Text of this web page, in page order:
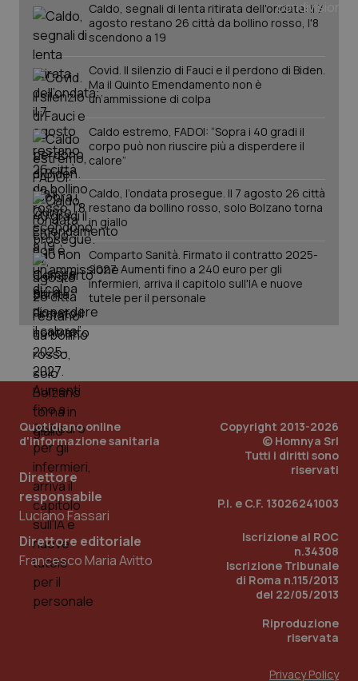
Caldo, segnali di lenta ritirata dell'ondata: il 7
agosto restano 26 città da bollino rosso, l'8
scendono a 19
Covid. Il silenzio di Fauci e il perdono di Biden.
Ma il Quinto Emendamento non è
un’ammissione di colpa
Caldo estremo, FADOI: “Sopra i 40 gradi il
corpo può non riuscire più a disperdere il
calore”
Caldo, l’ondata prosegue. Il 7 agosto 26 città
restano da bollino rosso, solo Bolzano torna
in giallo
Comparto Sanità. Firmato il contratto 2025-
2027. Aumenti fino a 240 euro per gli
infermieri, arriva il capitolo sull'IA e nuove
tutele per il personale
Quotidiano online
d'informazione sanitaria
Direttore
responsabile
Luciano Fassari
Direttore editoriale
Francesco Maria Avitto
Copyright 2013-2026
© Homnya Srl
Tutti i diritti sono
riservati
P.I. e C.F. 13026241003
Iscrizione al ROC
n.34308
Iscrizione Tribunale
di Roma n.115/2013
del 22/05/2013
Riproduzione
riservata
Privacy Policy
PHPSESSID
PHP.net
_ga_KM60CM4NPH .quotidianosanita.it
1
mese